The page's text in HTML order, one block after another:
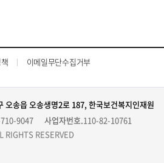
이메일무단수집거부
오송읍 오송생명2로 187, 한국보건복지인재원
9047 사업자번호.110-82-10761
RESERVED